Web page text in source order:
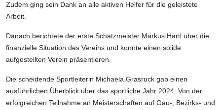
Zudem ging sein Dank an alle aktiven Helfer für die geleistete
Arbeit.
Danach berichtete der erste Schatzmeister Markus Härtl über die
finanzielle Situation des Vereins und konnte einen solide
aufgestellten Verein präsentieren.
Die scheidende Sportleiterin Michaela Grasruck gab einen
ausführlichen Überblick über das sportliche Jahr 2024. Von der
erfolgreichen Teilnahme an Meisterschaften auf Gau-, Bezirks- und